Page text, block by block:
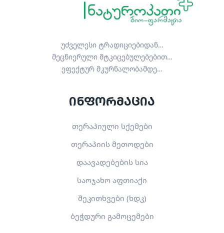
უძველესი ტრადიციებიდან…
მეცნიერული მტკიცებულებებით…
ეფექტურ მკურნალობამდე…
ინფორმაცია
თერაპიული სქემები
თერაპიის მეთოდები
დაავადებების სია
საოჯახო აფთიაქი
შეკითხვები (ხდკ)
ბეჭდური გამოცემები